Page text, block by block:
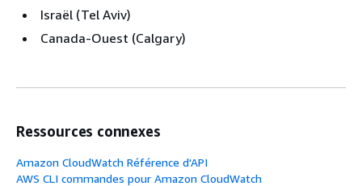
Israël (Tel Aviv)
Canada-Ouest (Calgary)
Ressources connexes
Amazon CloudWatch Référence d'API
AWS CLI commandes pour Amazon CloudWatch